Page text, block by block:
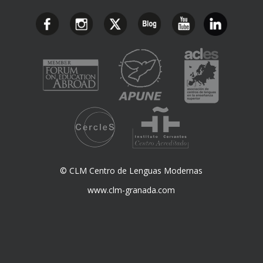
© CLM Centro de Lenguas Modernas
www.clm-granada.com